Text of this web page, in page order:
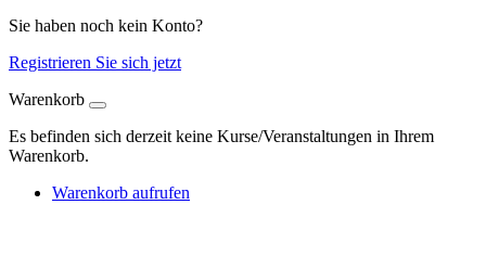
Sie haben noch kein Konto?
Registrieren Sie sich jetzt
Warenkorb
Es befinden sich derzeit keine Kurse/Veranstaltungen in Ihrem
Warenkorb.
Warenkorb aufrufen